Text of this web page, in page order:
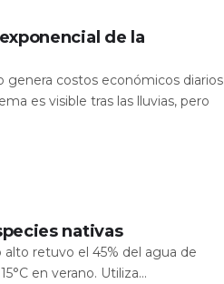
de la
costos económicos diarios
es visible tras las lluvias, pero
nativas
retuvo el 45% del agua de
en verano. Utiliza...